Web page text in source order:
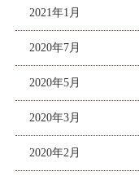
2021年1月
2020年7月
2020年5月
2020年3月
2020年2月